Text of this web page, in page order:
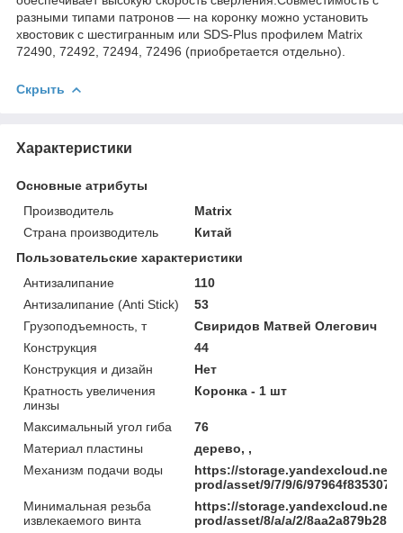
разными типами патронов — на коронку можно установить
хвостовик с шестигранным или SDS-Plus профилем Matrix
72490, 72492, 72494, 72496 (приобретается отдельно).
Скрыть
Характеристики
Основные атрибуты
Производитель
Matrix
Страна производитель
Китай
Пользовательские характеристики
Антизалипание
110
Антизалипание (Anti Stick)
53
Грузоподъемность, т
Свиридов Матвей Олегович
Конструкция
44
Конструкция и дизайн
Нет
Кратность увеличения
линзы
Коронка - 1 шт
Максимальный угол гиба
76
Материал пластины
дерево, ,
Механизм подачи воды
https://storage.yandexcloud.net/
prod/asset/9/7/9/6/
Минимальная резьба
извлекаемого винта
https://storage.yandexcloud.net/
prod/asset/8/a/a/2/